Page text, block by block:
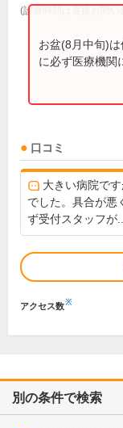
(診療時間は直接お問い
お盆(8月中旬)
に必ず医療機関
口コミ
大きい病院で
でした。具合が悪
ず受付スタッフが...
アクセス数※
別の条件で検索